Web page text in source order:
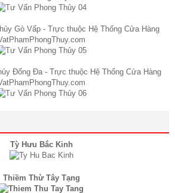
Tỳ Hưu Bắc Kinh
Thiềm Thừ Tây Tạng